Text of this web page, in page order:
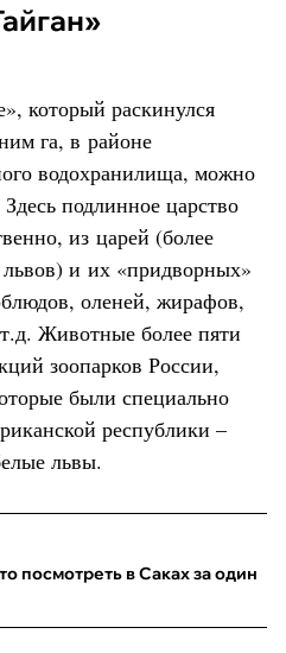
который раскинулся
га, в районе
водохранилища, можно
подлинное царство
из царей (более
и их «придворных»
оленей, жирафов,
Животные более пяти
зоопарков России,
были специально
республики –
львы.
посмотреть в Саках за один